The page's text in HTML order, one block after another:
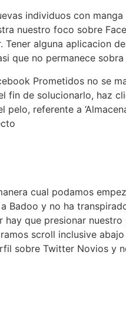
individuos con
nuestro foco sobre
alguna aplicacion
que no permanece
Prometidos no se
fin de solucionarlo, haz
referente a
cual podamos
Badoo y no ha
que presionar nuestro
scroll inclusive
sobre Twitter Novios y